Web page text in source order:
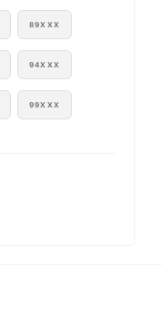
89XXX
94XXX
99XXX